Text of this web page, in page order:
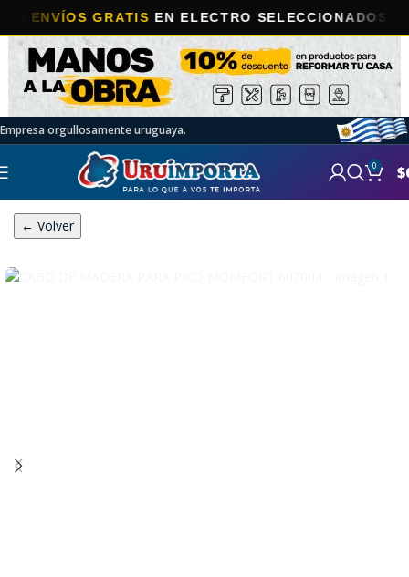
GRATISEN ELECTRO SELECCIONADOS!
Empresa orgullosamente uruguaya.
0 $
← Volver